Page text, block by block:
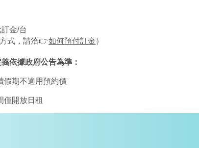
金/台
方式，請洽👉如何預付訂金）
依據政府公告為準：
假期不適用預約價
僅開放日租